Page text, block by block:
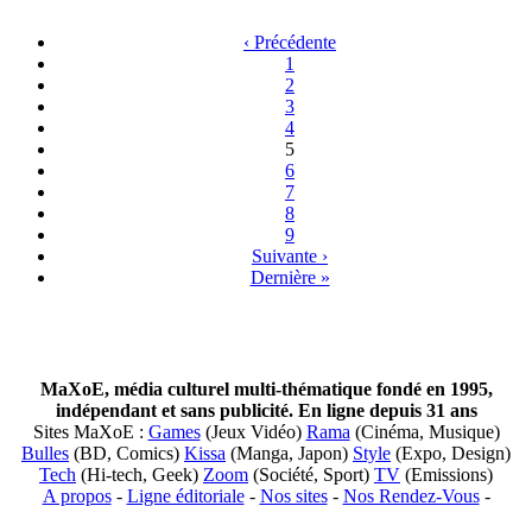
‹ Précédente
1
2
3
4
5
6
7
8
9
Suivante ›
Dernière »
MaXoE, média culturel multi-thématique fondé en 1995,
indépendant et sans publicité. En ligne depuis 31 ans
Sites MaXoE : Games(Jeux Vidéo) Rama (Cinéma, Musique)
Bulles (BD, Comics) Kissa (Manga, Japon) Style (Expo, Design)
Tech (Hi-tech, Geek) Zoom (Société, Sport) TV (Emissions)
A propos- Ligne éditoriale- Nos sites- Nos Rendez-Vous-